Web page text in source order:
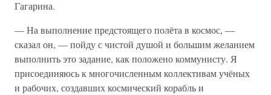
Гагарина.
— На выполнение предстоящего полёта в космос, —
сказал он, — пойду с чистой душой и большим желанием
выполнить это задание, как положено коммунисту. Я
присоединяюсь к многочисленным коллективам учёных
и рабочих, создавших космический корабль и